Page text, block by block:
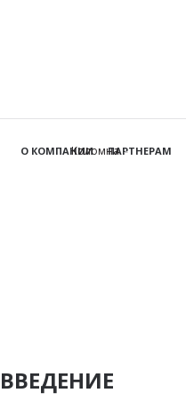
Коломна
О КОМПАНИИ ПАРТНЕРАМ
ВВЕДЕНИЕ